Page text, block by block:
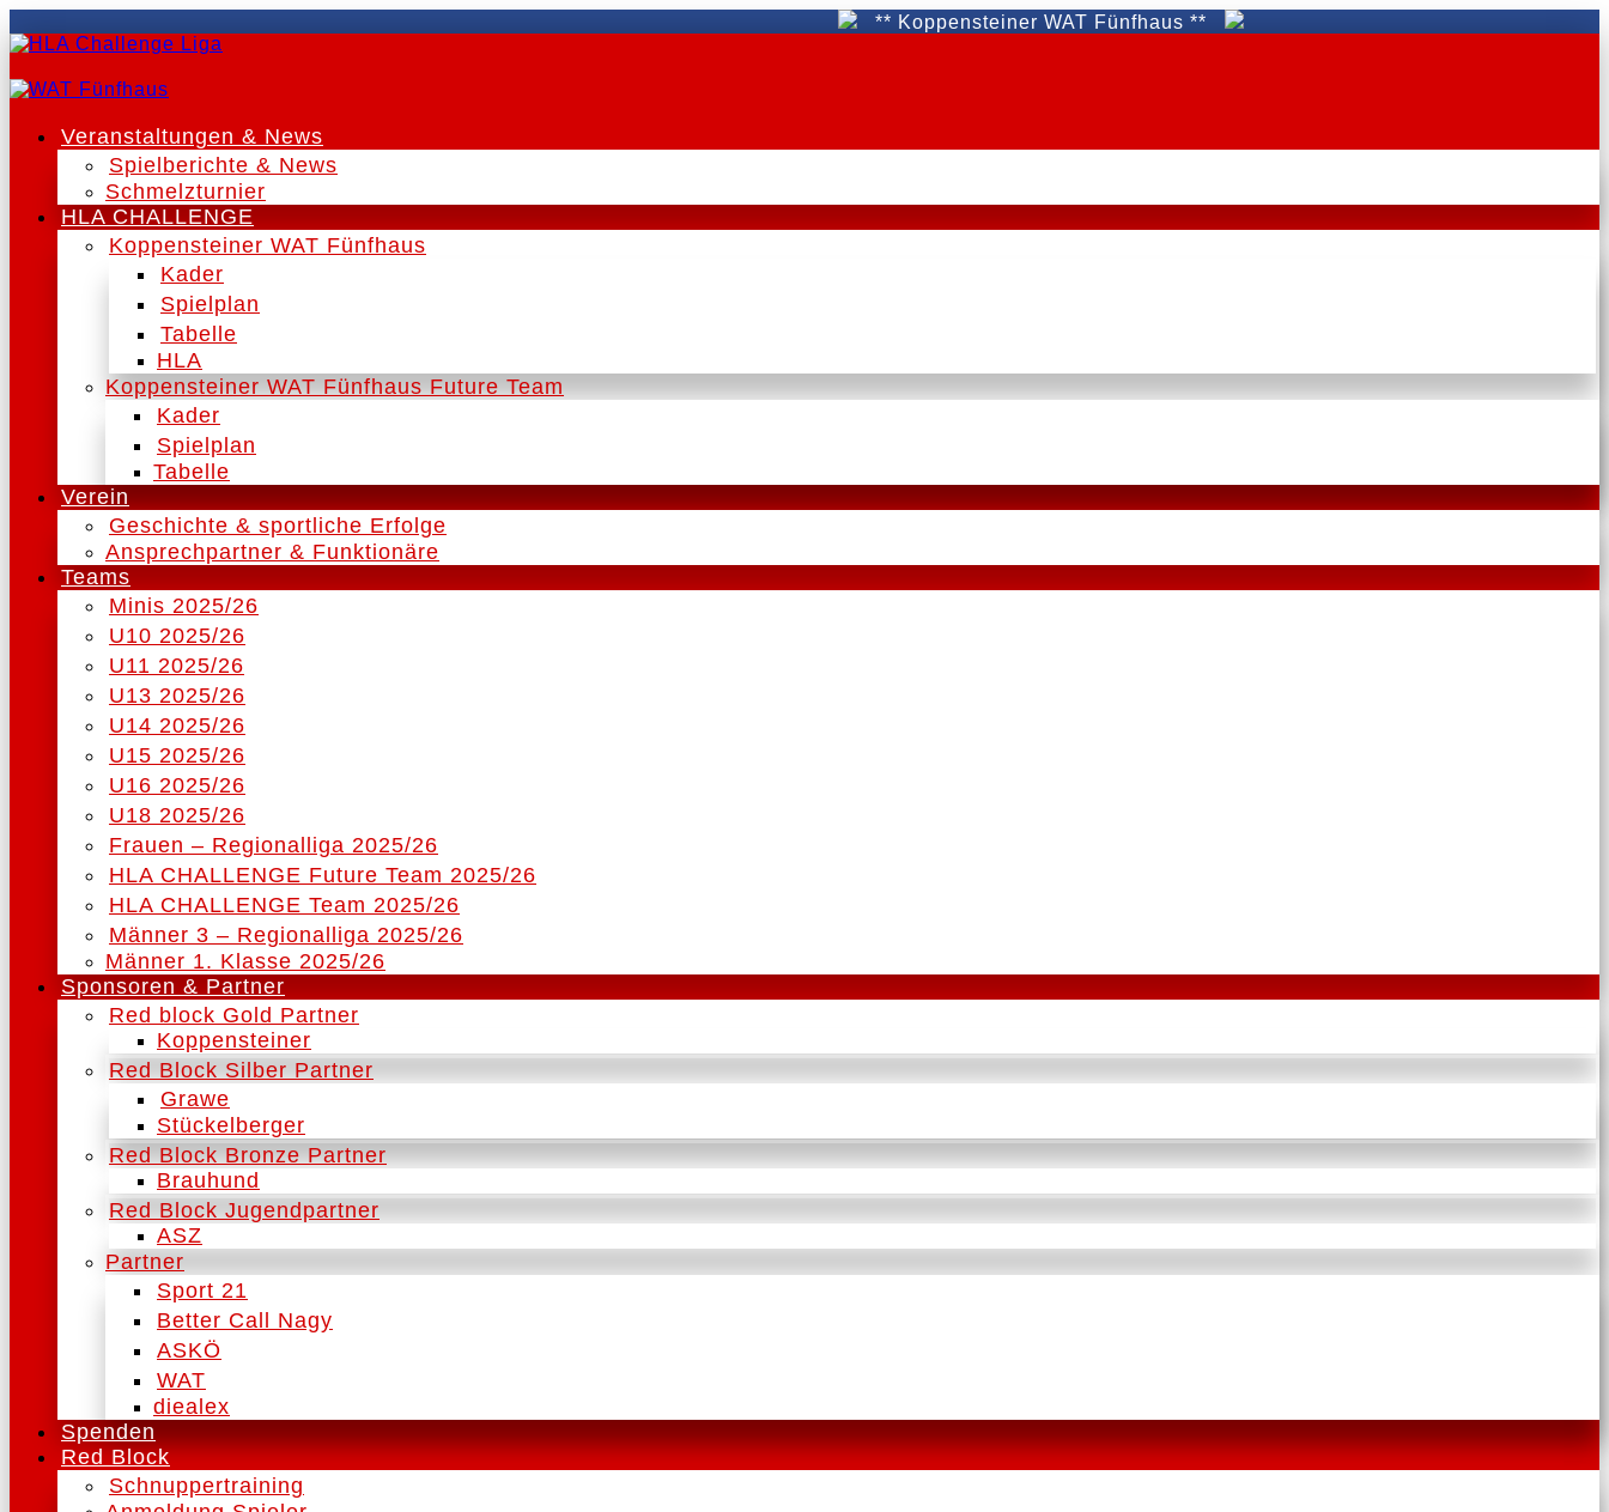
** Koppensteiner WAT Fünfhaus **
Veranstaltungen & News
Spielberichte & News
Schmelzturnier
HLA CHALLENGE
Koppensteiner WAT Fünfhaus
Kader
Spielplan
Tabelle
HLA
Koppensteiner WAT Fünfhaus Future Team
Kader
Spielplan
Tabelle
Verein
Geschichte & sportliche Erfolge
Ansprechpartner & Funktionäre
Teams
Minis 2025/26
U10 2025/26
U11 2025/26
U13 2025/26
U14 2025/26
U15 2025/26
U16 2025/26
U18 2025/26
Frauen – Regionalliga 2025/26
HLA CHALLENGE Future Team 2025/26
HLA CHALLENGE Team 2025/26
Männer 3 – Regionalliga 2025/26
Männer 1. Klasse 2025/26
Sponsoren & Partner
Red block Gold Partner
Koppensteiner
Red Block Silber Partner
Grawe
Stückelberger
Red Block Bronze Partner
Brauhund
Red Block Jugendpartner
ASZ
Partner
Sport 21
Better Call Nagy
ASKÖ
WAT
diealex
Spenden
Red Block
Schnuppertraining